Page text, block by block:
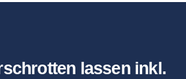
lassen inkl.